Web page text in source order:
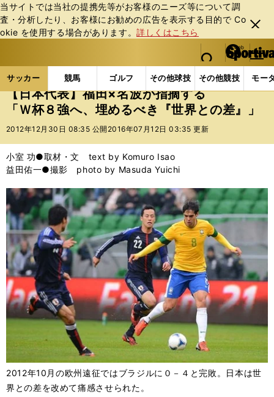
当サイトでは当社の提携先等がお客様のニーズ等について調
査・分析したり、お客様にお勧めの広告を表⽰する⽬的で Co
okie を使⽤する場合があります。詳しくはこちら
閉じ
る
web Sportiva (webスポルティーバ)
検索
マイペ
ー
ジ
メニュ
サッカー 競馬 ゴルフ その他球技 その他競技 モー
ス
ポ
ル
バ
サッカーの記事一覧 サッカー代表 日本代表 【
【日本代表】福田×名波が指摘する
「Ｗ杯８強へ、埋めるべき『世界との差』」
2012年12月30日 08:35 公開 2016年07月12日 03:35 更新
小室 功●取材・文 text by Komuro Isao
益田佑一●撮影 photo by Masuda Yuichi
2012年10月の欧州遠征ではブラジルに０－４と完敗。日本は世
界との差を改めて痛感させられた。